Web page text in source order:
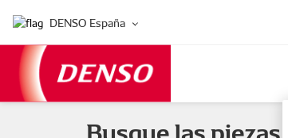
DENSO España
Busque las piezas